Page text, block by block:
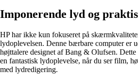
Imponerende lyd og
HP har ikke kun fokuseret på
lydoplevelsen. Denne bærbare computer er
højttalere designet af Bang & Olufsen.
en fantastisk lydoplevelse, når du ser film,
med lydredigering.